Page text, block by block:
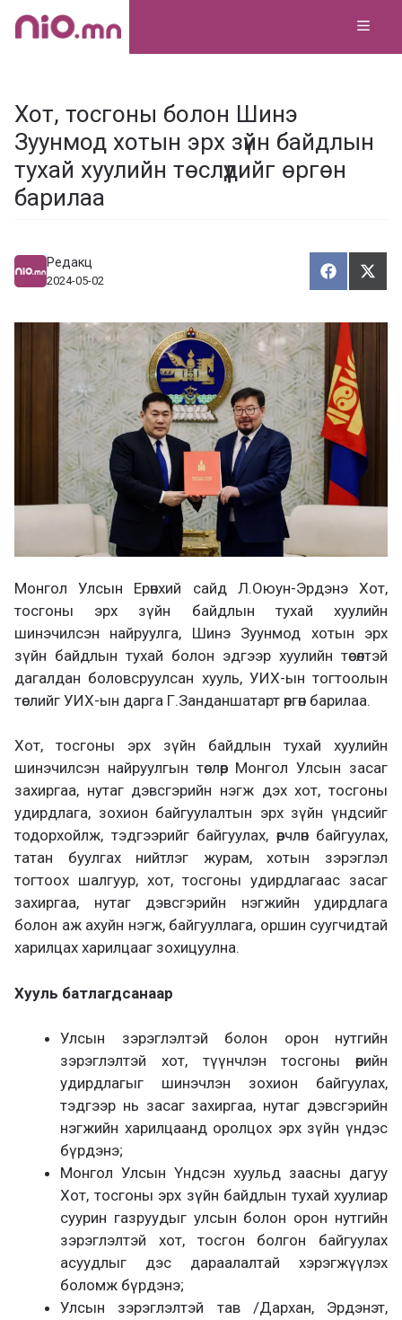
Skip
Хот, тосгоны болон Шинэ
Зуунмод хотын эрх зүйн байдлын
тухай хуулийн төслүүдийг өргөн
барилаа
Редакц
2024-05-02
Х
у
а
а
л
ц
а
х
Т
ү
э
Монгол Улсын Ерөнхий сайд Л.Оюун-Эрдэнэ Хот,
тосгоны эрх зүйн байдлын тухай хуулийн
шинэчилсэн найруулга, Шинэ Зуунмод хотын эрх
зүйн байдлын тухай болон эдгээр хуулийн төсөлтэй
дагалдан боловсруулсан хууль, УИХ-ын тогтоолын
төслийг УИХ-ын дарга Г.Занданшатарт өргөн барилаа.
Хот, тосгоны эрх зүйн байдлын тухай хуулийн
шинэчилсэн найруулгын төслөөр Монгол Улсын засаг
захиргаа, нутаг дэвсгэрийн нэгж дэх хот, тосгоны
удирдлага, зохион байгуулалтын эрх зүйн үндсийг
тодорхойлж, тэдгээрийг байгуулах, өөрчлөн байгуулах,
татан буулгах нийтлэг журам, хотын зэрэглэл
тогтоох шалгуур, хот, тосгоны удирдлагаас засаг
захиргаа, нутаг дэвсгэрийн нэгжийн удирдлага
болон аж ахуйн нэгж, байгууллага, оршин суугчидтай
харилцах харилцааг зохицуулна.
Хууль батлагдсанаар
Улсын зэрэглэлтэй болон орон нутгийн
зэрэглэлтэй хот, түүнчлэн тосгоны өөрийн
удирдлагыг шинэчлэн зохион байгуулах,
тэдгээр нь засаг захиргаа, нутаг дэвсгэрийн
нэгжийн харилцаанд оролцох эрх зүйн үндэс
бүрдэнэ;
Монгол Улсын Үндсэн хуульд заасны дагуу
Хот, тосгоны эрх зүйн байдлын тухай хуулиар
суурин газруудыг улсын болон орон нутгийн
зэрэглэлтэй хот, тосгон болгон байгуулах
асуудлыг дэс дараалалтай хэрэгжүүлэх
боломж бүрдэнэ;
Улсын зэрэглэлтэй тав /Дархан, Эрдэнэт,